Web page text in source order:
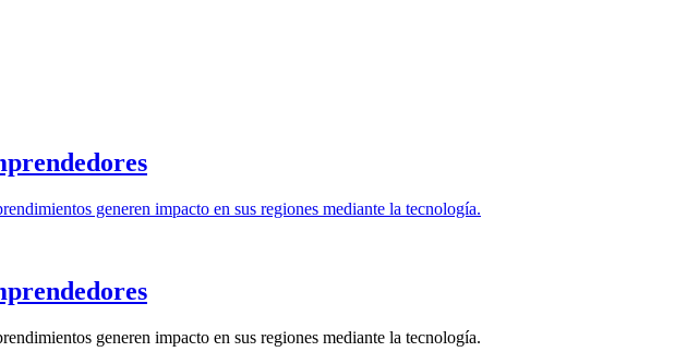
generen impacto en sus regiones mediante la tecnología.
generen impacto en sus regiones mediante la tecnología.